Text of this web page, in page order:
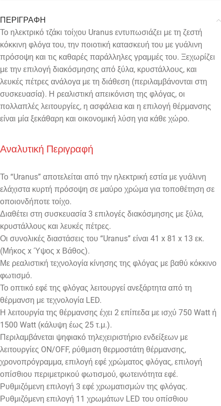
ΠΕΡΙΓΡΑΦΗ
Το ηλεκτρικό τζάκι τοίχου Uranus εντυπωσιάζει με τη ζεστή
κόκκινη φλόγα του, την ποιοτική κατασκευή του με γυάλινη
πρόσοψη και τις καθαρές παράλληλες γραμμές του. Ξεχωρίζει
με την επιλογή διακόσμησης από ξύλα, κρυστάλλους, και
λευκές πέτρες ανάλογα με τη διάθεση (περιλαμβάνονται στη
συσκευασία). Η ρεαλιστική απεικόνιση της φλόγας, οι
πολλαπλές λειτουργίες, η ασφάλεια και η επιλογή θέρμανσης
είναι μία ξεκάθαρη και οικονομική λύση για κάθε χώρο.
Αναλυτική Περιγραφή
Το “Uranus” αποτελείται από την ηλεκτρική εστία με γυάλινη
ελάχιστα κυρτή πρόσοψη σε μαύρο χρώμα για τοποθέτηση σε
οποιονδήποτε τοίχο.
Διαθέτει στη συσκευασία 3 επιλογές διακόσμησης με ξύλα,
κρυστάλλους και λευκές πέτρες.
Οι συνολικές διαστάσεις του “Uranus” είναι 41 x 81 x 13 εκ.
(Μήκος x Ύψος x Βάθος).
Με ρεαλιστική τεχνολογία κίνησης της φλόγας με βαθύ κόκκινο
φωτισμό.
Το οπτικό εφέ της φλόγας λειτουργεί ανεξάρτητα από τη
θέρμανση με τεχνολογία LED.
Η λειτουργία της θέρμανσης έχει 2 επίπεδα με ισχύ 750 Watt ή
1500 Watt (κάλυψη έως 25 τ.μ.).
Περιλαμβάνεται ψηφιακό τηλεχειριστήριο ενδείξεων με
λειτουργίες ON/OFF, ρύθμιση θερμοστάτη θέρμανσης,
χρονοπρόγραμμα, επιλογή εφέ χρώματος φλόγας, επιλογή
οπίσθιου περιμετρικού φωτισμού, φωτεινότητα εφέ.
Ρυθμιζόμενη επιλογή 3 εφέ χρωματισμών της φλόγας.
Ρυθμιζόμενη επιλογή 11 χρωμάτων LED του οπίσθιου